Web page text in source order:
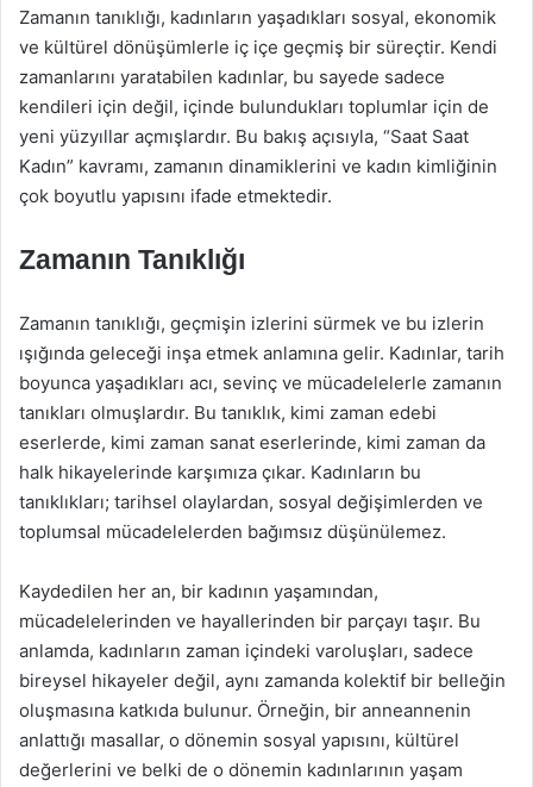
Zamanın tanıklığı, kadınların yaşadıkları sosyal, ekonomik
ve kültürel dönüşümlerle iç içe geçmiş bir süreçtir. Kendi
zamanlarını yaratabilen kadınlar, bu sayede sadece
kendileri için değil, içinde bulundukları toplumlar için de
yeni yüzyıllar açmışlardır. Bu bakış açısıyla, “Saat Saat
Kadın” kavramı, zamanın dinamiklerini ve kadın kimliğinin
çok boyutlu yapısını ifade etmektedir.
Zamanın Tanıklığı
Zamanın tanıklığı, geçmişin izlerini sürmek ve bu izlerin
ışığında geleceği inşa etmek anlamına gelir. Kadınlar, tarih
boyunca yaşadıkları acı, sevinç ve mücadelelerle zamanın
tanıkları olmuşlardır. Bu tanıklık, kimi zaman edebi
eserlerde, kimi zaman sanat eserlerinde, kimi zaman da
halk hikayelerinde karşımıza çıkar. Kadınların bu
tanıklıkları; tarihsel olaylardan, sosyal değişimlerden ve
toplumsal mücadelelerden bağımsız düşünülemez.
Kaydedilen her an, bir kadının yaşamından,
mücadelelerinden ve hayallerinden bir parçayı taşır. Bu
anlamda, kadınların zaman içindeki varoluşları, sadece
bireysel hikayeler değil, aynı zamanda kolektif bir belleğin
oluşmasına katkıda bulunur. Örneğin, bir anneannenin
anlattığı masallar, o dönemin sosyal yapısını, kültürel
değerlerini ve belki de o dönemin kadınlarının yaşam